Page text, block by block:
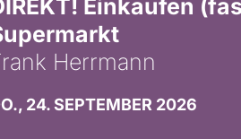
Einkaufen
Herrmann
24. SEPTEMBER 2026